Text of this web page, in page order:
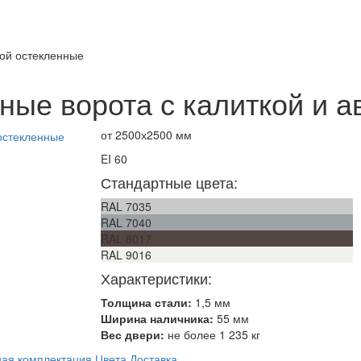
остекленные
ворота с калиткой и
от 2500х2500 мм
EI 60
Стандартные цвета:
RAL 7035
RAL 7040
RAL 8017
RAL 9016
Характеристики:
Толщина стали: 1,5 мм
Ширина наличника: 55 мм
Вес двери: не более 1 235 кг